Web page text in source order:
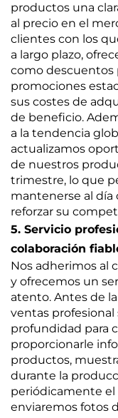
productos una
al precio en el
clientes con los
a largo plazo,
como descuentos
promociones
sus costes de
de beneficio.
a la tendencia
actualizamos
de nuestros
trimestre, lo que
mantenerse al día
reforzar su
5. Servicio
colaboración
Nos adherimos al
y ofrecemos un
atento. Antes de
ventas
profundidad para
proporcionarle
productos,
durante la
periódicamente el
enviaremos fotos